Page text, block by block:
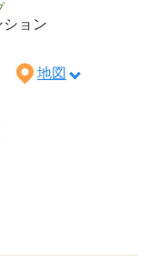
ョン
地図